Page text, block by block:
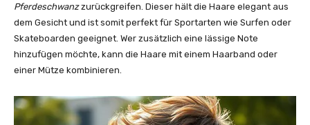
Pferdeschwanzzurückgreifen. Dieser hält die Haare elegant aus
dem Gesicht und ist somit perfekt für Sportarten wie Surfen oder
Skateboarden geeignet. Wer zusätzlich eine lässige Note
hinzufügen möchte, kann die Haare mit einem Haarband oder
einer Mütze kombinieren.